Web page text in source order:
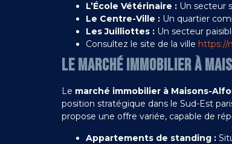
L’École Vétérinaire : Un secteur
Le Centre-Ville : Un quartier
Les Juilliottes : Un secteur
Consultez le site de la ville https://
LE MARCHÉ IMMOBILIER À
Le marché immobilier à Maisons-
position stratégique dans le Sud-Est
propose une offre variée, capable de
Appartements de standing :